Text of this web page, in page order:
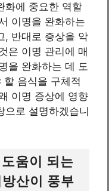
화에 중요한 역할
이명을 완화하는
, 반대로 증상을 악
은 이명 관리에 매
을 완화하는 데 도
음식을 구체적
이명 증상에 영향
으로 설명하겠습니
움이 되는
산이 풍부